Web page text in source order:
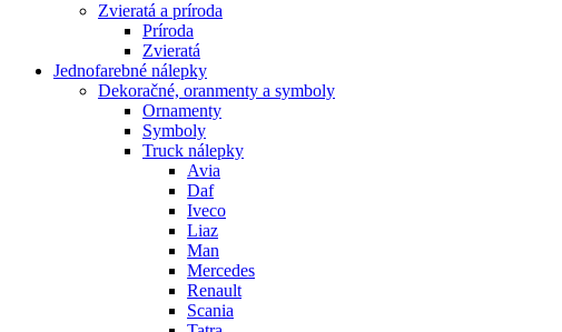
Zvieratá a príroda
Príroda
Zvieratá
Jednofarebné nálepky
Dekoračné, oranmenty a symboly
Ornamenty
Symboly
Truck nálepky
Avia
Daf
Iveco
Liaz
Man
Mercedes
Renault
Scania